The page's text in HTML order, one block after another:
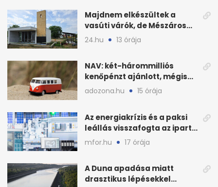
Majdnem elkészültek a
vasúti várók, de Mészáros
bizalmasa leromboltatja
24.hu 13 órája
NAV: két-hárommilliós
kenőpénzt ajánlott, mégis
lefoglalták a hamis árut
adozona.hu 15 órája
Az energiakrízis és a paksi
leállás visszafogta az ipart,
nyáron kisebb a kár
mfor.hu 17 órája
A Duna apadása miatt
drasztikus lépésekkel